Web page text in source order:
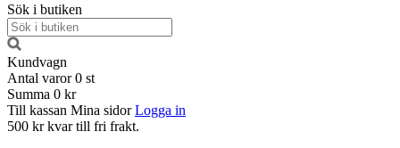
Sök i butiken
Kundvagn
Antal varor 0 st
Summa 0 kr
Till kassan Mina sidor Logga in
500 kr kvar till fri frakt.